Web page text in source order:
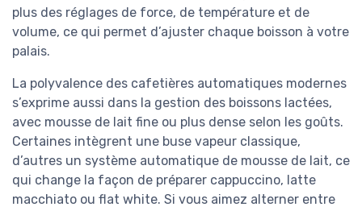
plus des réglages de force, de température et de
volume, ce qui permet d’ajuster chaque boisson à votre
palais.
La polyvalence des cafetières automatiques modernes
s’exprime aussi dans la gestion des boissons lactées,
avec mousse de lait fine ou plus dense selon les goûts.
Certaines intègrent une buse vapeur classique,
d’autres un système automatique de mousse de lait, ce
qui change la façon de préparer cappuccino, latte
macchiato ou flat white. Si vous aimez alterner entre